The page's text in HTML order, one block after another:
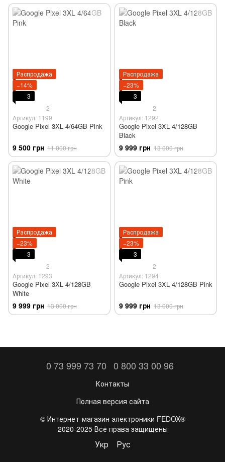
Распродажа
−14%
3
2
Артикул: 1199
Google Pixel 3XL 4/64GB Pink
9 500 грн 11 000 грн
Распродажа
−23%
3
2
Артикул: 1292
Google Pixel 3XL 4/128GB
Black
9 999 грн 13 000 грн
Распродажа
−23%
3
2
Артикул: 1293
Google Pixel 3XL 4/128GB
White
9 999 грн 13 000 грн
Распродажа
−23%
3
2
Артикул: 1294
Google Pixel 3XL 4/128GB Pink
9 999 грн 13 000 грн
0 73 999 73 70 0 800 33 00 96
Контакты
Полная версия сайта
©️ Интернет-магазин электроники FEDOX®
2020-2025 Все права защищены
Укр Рус